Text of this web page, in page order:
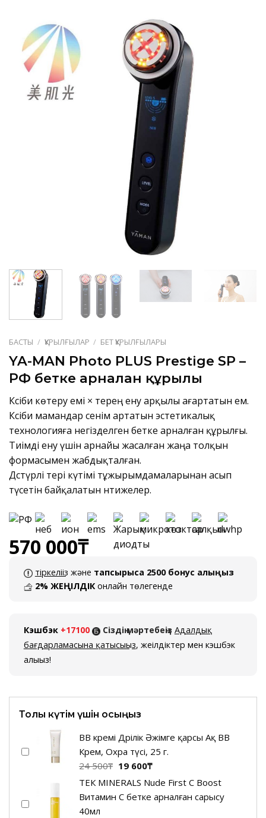
БАСТЫ / ҚҰРЫЛҒЫЛАР / БЕТ ҚҰРЫЛҒЫЛАРЫ
YA-MAN Photo PLUS Prestige SP –
РФ бетке арналған құрылғы
Кәсіби көтеру емі × терең ену арқылы ағартатын ем.
Кәсіби мамандар сенім артатын эстетикалық
технологияға негізделген бетке арналған құрылғы.
Тиімді ену үшін арнайы жасалған жаңа толқын
формасымен жабдықталған.
Дәстүрлі тері күтімі тұжырымдамаларынан асып
түсетін байқалатын нәтижелер.
570 000₸
тіркеліңіз және тапсырысқа 2500 бонус алыңыз
2% ЖЕҢІЛДІКонлайн төлегенде
Кэшбэк +17100 Сіздің мәртебеңіз Адалдық
бағдарламасына қатысыңыз, жеңілдіктер мен кэшбэк
алыңыз!
Толық күтім үшін қосыңыз
BB кремі Дәрілік Әжімге қарсы Ақ ВВ
Крем, Охра түсі, 25 г.
24 500₸ Бастапқы
бағасы:
24
19 600₸Ағымдағы
баға:
19
ТЕК MINERALS Nude First C Boost
Витамин С бетке арналған сарысу
40мл